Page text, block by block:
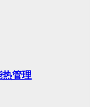
管理